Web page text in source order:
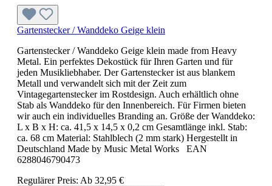
Gartenstecker / Wanddeko Geige klein
Gartenstecker / Wanddeko Geige klein made from Heavy
Metal. Ein perfektes Dekostück für Ihren Garten und für
jeden Musikliebhaber. Der Gartenstecker ist aus blankem
Metall und verwandelt sich mit der Zeit zum
Vintagegartenstecker im Rostdesign. Auch erhältlich ohne
Stab als Wanddeko für den Innenbereich. Für Firmen bieten
wir auch ein individuelles Branding an. Größe der Wanddeko:
L x B x H: ca. 41,5 x 14,5 x 0,2 cm Gesamtlänge inkl. Stab:
ca. 68 cm Material: Stahlblech (2 mm stark) Hergestellt in
Deutschland Made by Music Metal Works EAN
6288046790473
Regulärer Preis: Ab 32,95 €